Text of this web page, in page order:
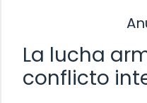
La lucha
conflicto